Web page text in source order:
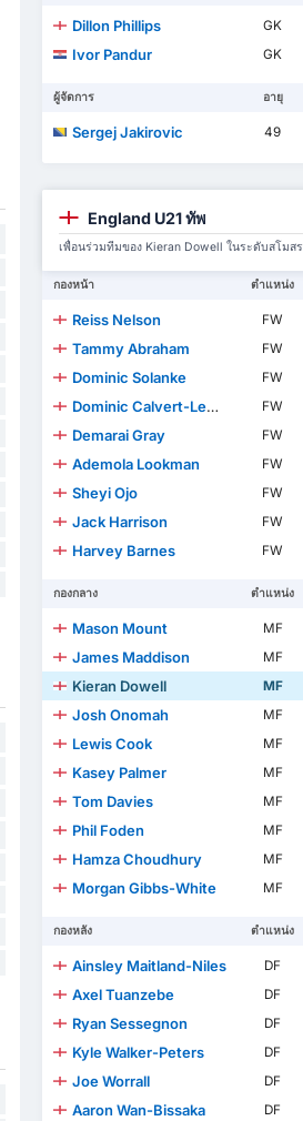
Dillon Phillips GK
Ivor Pandur
GK
ผู้จัดการ อายุ
Sergej Jakirovic 49
England U21 ทัพ
เพื่อนร่วมทีมของ Kieran Dowell ในระดับสโมสร
กองหน้า ตำแหน่ง
Reiss Nelson FW
Tammy Abraham
FW
Dominic Solanke
FW
Dominic Calvert-Lewin
FW
Demarai Gray
FW
Ademola Lookman
FW
Sheyi Ojo
FW
Jack Harrison
FW
Harvey Barnes
FW
กองกลาง ตำแหน่ง
Mason Mount MF
James Maddison
MF
Kieran Dowell
MF
Josh Onomah
MF
Lewis Cook
MF
Kasey Palmer
MF
Tom Davies
MF
Phil Foden
MF
Hamza Choudhury
MF
Morgan Gibbs-White
MF
กองหลัง ตำแหน่ง
Ainsley Maitland-Niles DF
Axel Tuanzebe
DF
Ryan Sessegnon
DF
Kyle Walker-Peters
DF
Joe Worrall
DF
Aaron Wan-Bissaka
DF